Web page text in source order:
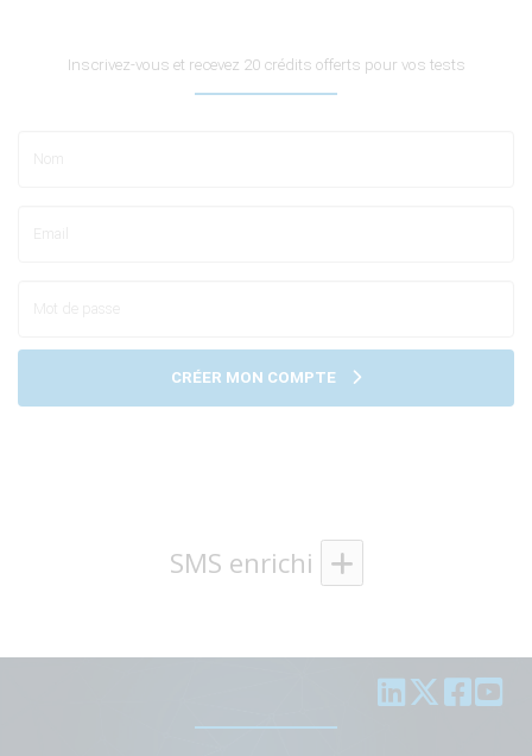
Inscrivez-vous et recevez 20 crédits offerts pour vos tests
CRÉER MON COMPTE
SMS enrichi